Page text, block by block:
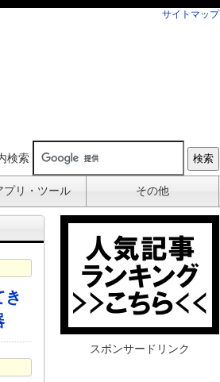
サイトマップ
検索
プリ・ツール その他
き
スポンサードリンク